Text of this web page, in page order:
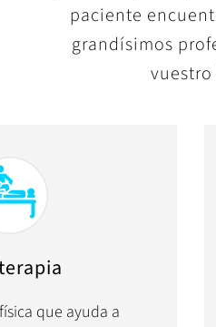
paciente
grandísimos
que ayuda a